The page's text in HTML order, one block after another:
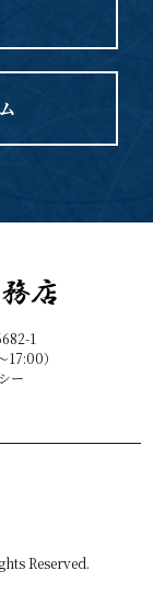
1
）
ー
Reserved.